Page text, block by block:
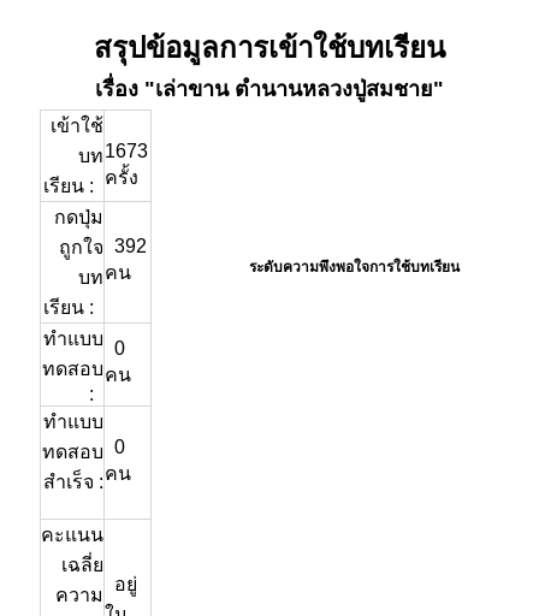
สรุปข้อมูลการเข้าใช้บทเรียน
เรื่อง "เล่าขาน ตำนานหลวงปู่สมชาย"
เข้าใช้
บท
เรียน :
1673
ครั้ง
กดปุ่ม
ถูกใจ
บท
เรียน :
392
คน
ทำแบบ
ทดสอบ
:
0
คน
ทำแบบ
ทดสอบ
สำเร็จ :
0
คน
คะแนน
เฉลี่ย
ความ
อยู่
ระดับความพึงพอใจการใช้บทเรียน